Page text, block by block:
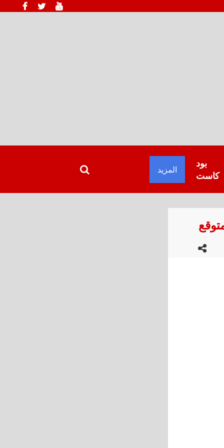
المزيد
بود
كاست